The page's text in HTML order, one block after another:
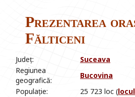
Prezentarea
Fălticeni
Județ: Suceava
Regiunea
geografică:
Bucovina
Populație:
25 723 loc (